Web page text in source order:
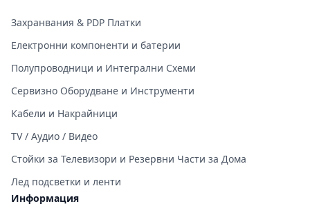
Захранвания & PDP Платки
Електронни компоненти и батерии
Полупроводници и Интегрални Схеми
Сервизно Оборудване и Инструменти
Кабели и Накрайници
TV / Аудио / Видео
Стойки за Телевизори и Резервни Части за Дома
Лед подсветки и ленти
Информация